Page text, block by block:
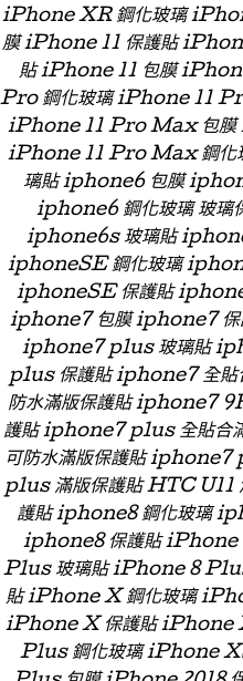
iPhone XR 鋼化玻璃
膜 iPhone 11 保護貼
貼 iPhone 11 包膜
Pro 鋼化玻璃 iPhone 11
iPhone 11 Pro Max 包膜
iPhone 11 Pro Max 鋼化
璃貼 iphone6 包膜
iphone6 鋼化玻璃 玻璃
iphone6s 玻璃貼
iphoneSE 鋼化玻璃
iphoneSE 保護貼
iphone7 包膜 iphone7 保
iphone7 plus 玻璃貼
plus 保護貼 iphone7 全貼
防水滿版保護貼 iphone7
護貼 iphone7 plus 全貼合
可防水滿版保護貼
plus 滿版保護貼 HTC U11
護貼 iphone8 鋼化玻璃
iphone8 保護貼 iPhone
Plus 玻璃貼 iPhone 8
貼 iPhone X 鋼化玻璃
iPhone X 保護貼 iPhone
Plus 鋼化玻璃 iPhone